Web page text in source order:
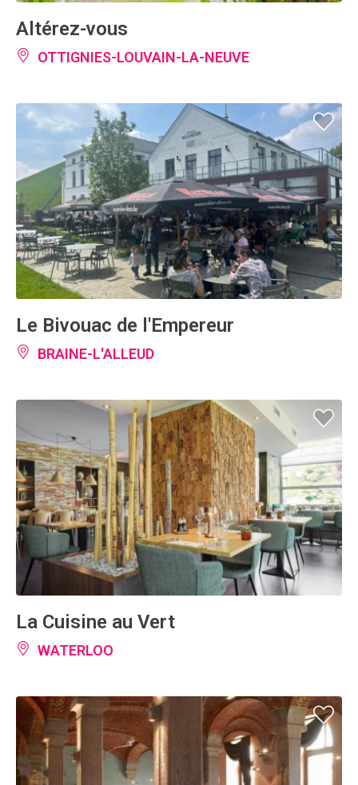
Altérez-vous
OTTIGNIES-LOUVAIN-LA-NEUVE
Le Bivouac de l'Empereur
BRAINE-L'ALLEUD
La Cuisine au Vert
WATERLOO